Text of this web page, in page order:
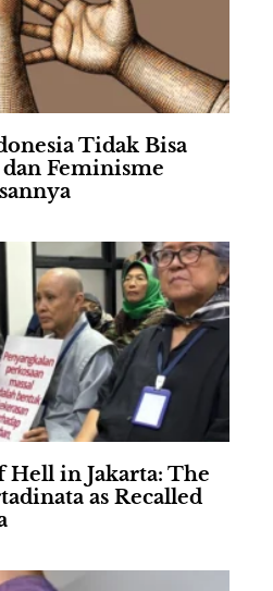
Tidak Bisa
Feminisme
Hell in Jakarta: The
as Recalled